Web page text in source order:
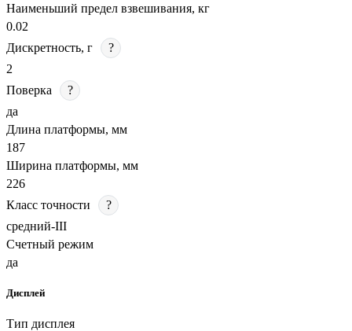
Наименьший предел взвешивания, кг
0.02
Дискретность, г
?
2
Поверка
?
да
Длина платформы, мм
187
Ширина платформы, мм
226
Класс точности
?
средний-III
Счетный режим
да
Дисплей
Тип дисплея